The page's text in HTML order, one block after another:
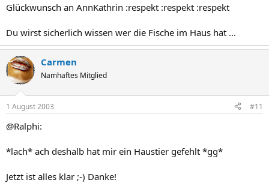
Glückwunsch an AnnKathrin :respekt :respekt :respekt
Du wirst sicherlich wissen wer die Fische im Haus hat ...
Carmen
Namhaftes Mitglied
1 August 2003 #11
@Ralphi:
*lach* ach deshalb hat mir ein Haustier gefehlt *gg*
Jetzt ist alles klar ;-) Danke!